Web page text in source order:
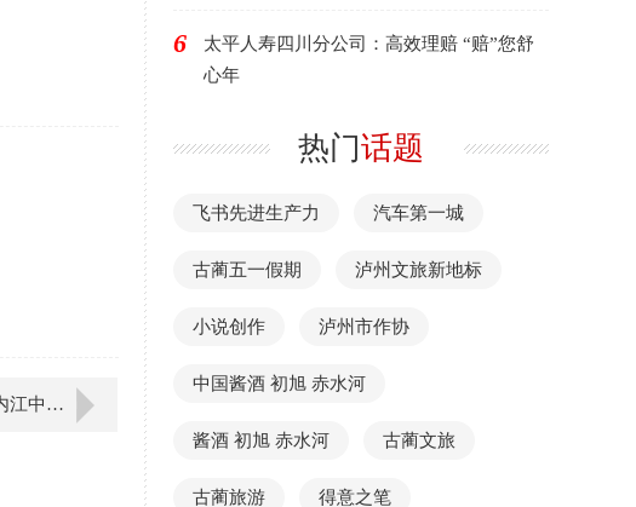
下一篇 : “因为有爱 所以更好”太平人寿内江中支举办汇爱公益书屋活动
6
太平人寿四川分公司：高效理赔 “赔”您舒
心年
热门话题
飞书先进生产力 汽车第一城
古蔺五一假期 泸州文旅新地标
小说创作 泸州市作协
中国酱酒 初旭 赤水河
酱酒 初旭 赤水河 古蔺文旅
古蔺旅游 得意之笔